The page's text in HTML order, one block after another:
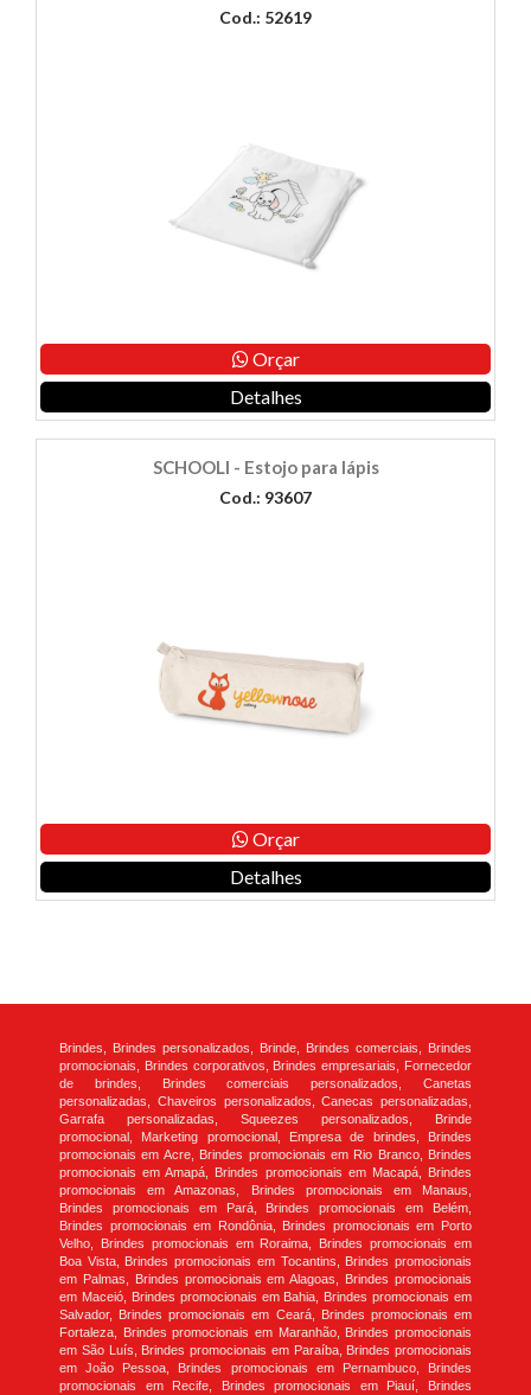
Cod.: 52619
Orçar
Detalhes
SCHOOLI - Estojo para lápis
Cod.: 93607
Orçar
Detalhes
Brindes, Brindes personalizados, Brinde, Brindes comerciais, Brindes
promocionais, Brindes corporativos, Brindes empresariais, Fornecedor
de brindes, Brindes comerciais personalizados, Canetas
personalizadas, Chaveiros personalizados, Canecas personalizadas,
Garrafa personalizadas, Squeezes personalizados, Brinde
promocional, Marketing promocional, Empresa de brindes, Brindes
promocionais em Acre, Brindes promocionais em Rio Branco, Brindes
promocionais em Amapá, Brindes promocionais em Macapá, Brindes
promocionais em Amazonas, Brindes promocionais em Manaus,
Brindes promocionais em Pará, Brindes promocionais em Belém,
Brindes promocionais em Rondônia, Brindes promocionais em Porto
Velho, Brindes promocionais em Roraima, Brindes promocionais em
Boa Vista, Brindes promocionais em Tocantins, Brindes promocionais
em Palmas, Brindes promocionais em Alagoas, Brindes promocionais
em Maceió, Brindes promocionais em Bahia, Brindes promocionais em
Salvador, Brindes promocionais em Ceará, Brindes promocionais em
Fortaleza, Brindes promocionais em Maranhão, Brindes promocionais
em São Luís, Brindes promocionais em Paraíba, Brindes promocionais
em João Pessoa, Brindes promocionais em Pernambuco, Brindes
promocionais em Recife, Brindes promocionais em Piauí, Brindes